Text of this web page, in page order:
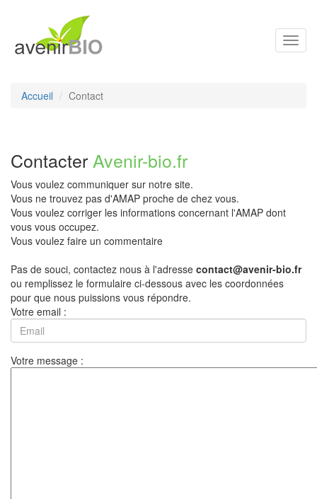
Accueil Contact
Contacter Avenir-bio.fr
Vous voulez communiquer sur notre site.
Vous ne trouvez pas d'AMAP proche de chez vous.
Vous voulez corriger les informations concernant l'AMAP dont
vous vous occupez.
Vous voulez faire un commentaire
Pas de souci, contactez nous à l'adresse contact@avenir-bio.fr
ou remplissez le formulaire ci-dessous avec les coordonnées
pour que nous puissions vous répondre.
Votre email :
Votre message :